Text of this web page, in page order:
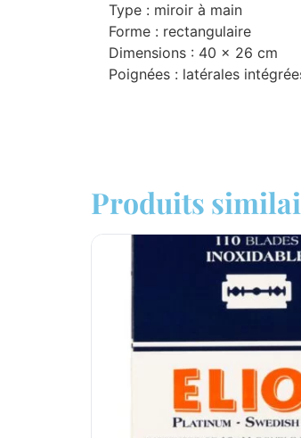
Type : miroir à main
Forme : rectangulaire
Dimensions : 40 x 26 cm
Poignées : latérales
Produits